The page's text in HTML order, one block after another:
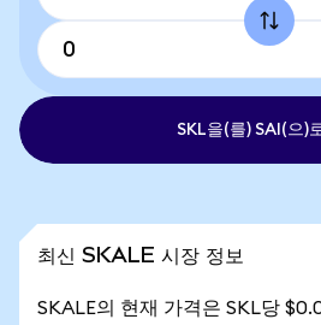
SKL을(를) SAI(으)
최신 SKALE 시장 정보
SKALE의 현재 가격은 SKL당